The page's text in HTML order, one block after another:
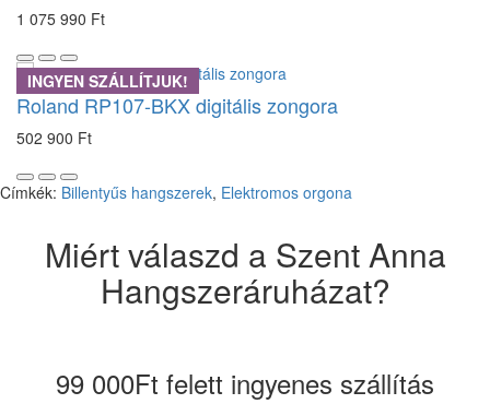
1 075 990 Ft
INGYEN SZÁLLÍTJUK!
Roland RP107-BKX digitális zongora
502 900 Ft
Címkék: Billentyűs hangszerek, Elektromos orgona
Miért válaszd a Szent Anna
Hangszeráruházat?
99 000Ft felett ingyenes szállítás